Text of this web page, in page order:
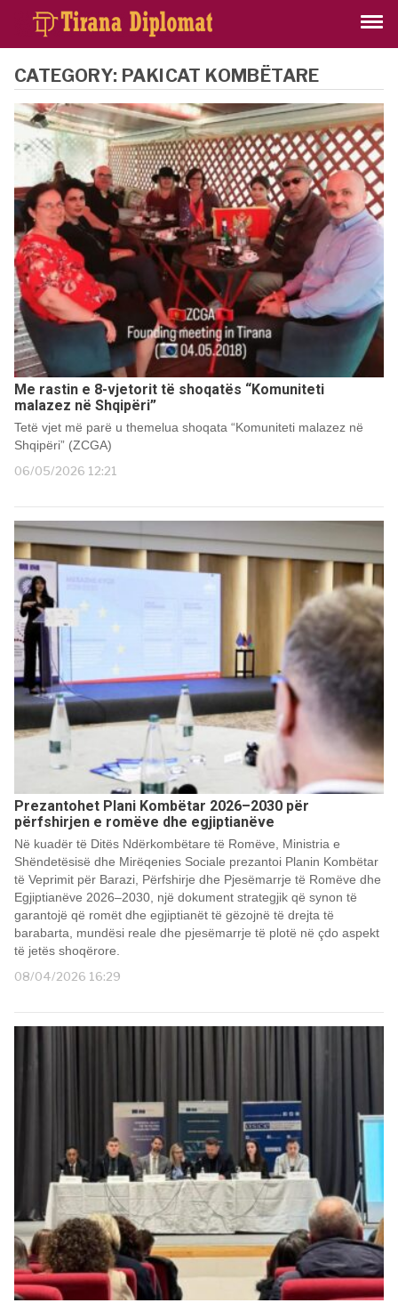
CATEGORY: PAKICAT KOMBËTARE
Me rastin e 8-vjetorit të shoqatës “Komuniteti
malazez në Shqipëri”
Tetë vjet më parë u themelua shoqata “Komuniteti malazez në
Shqipëri” (ZCGA)
06/05/2026 12:21
Prezantohet Plani Kombëtar 2026–2030 për
përfshirjen e romëve dhe egjiptianëve
Në kuadër të Ditës Ndërkombëtare të Romëve, Ministria e
Shëndetësisë dhe Mirëqenies Sociale prezantoi Planin Kombëtar
të Veprimit për Barazi, Përfshirje dhe Pjesëmarrje të Romëve dhe
Egjiptianëve 2026–2030, një dokument strategjik që synon të
garantojë që romët dhe egjiptianët të gëzojnë të drejta të
barabarta, mundësi reale dhe pjesëmarrje të plotë në çdo aspekt
të jetës shoqërore.
08/04/2026 16:29